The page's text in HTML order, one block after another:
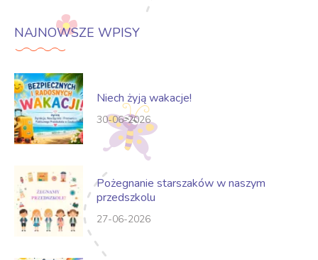
NAJNOWSZE WPISY
Niech żyją wakacje!
30-06-2026
Pożegnanie starszaków w naszym
przedszkolu
27-06-2026